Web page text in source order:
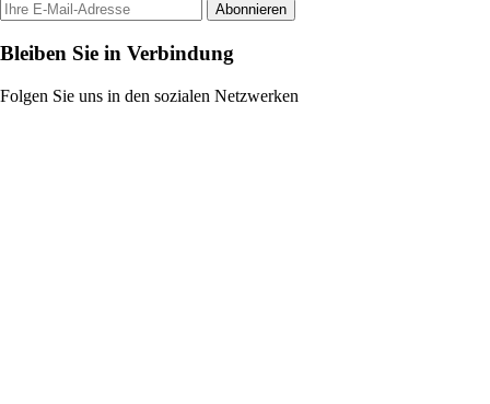
Abonnieren
Bleiben Sie in Verbindung
Folgen Sie uns in den sozialen Netzwerken